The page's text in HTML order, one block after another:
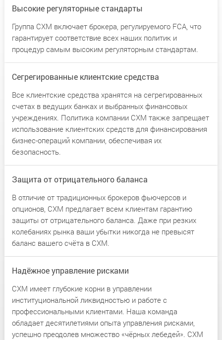
Высокие регуляторные стандарты
Группа CXM включает брокера, регулируемого FCA, что
гарантирует соответствие всех наших политик и
процедур самым высоким регуляторным стандартам.
Сегрегированные клиентские средства
Все клиентские средства хранятся на сегрегированных
счетах в ведущих банках и выбранных финансовых
учреждениях. Политика компании CXM также запрещает
использование клиентских средств для финансирования
бизнес-операций компании, обеспечивая их
безопасность.
Защита от отрицательного баланса
В отличие от традиционных брокеров фьючерсов и
опционов, CXM предлагает всем клиентам гарантию
защиты от отрицательного баланса. Даже при резких
колебаниях рынка ваши убытки никогда не превысят
баланс вашего счёта в CXM.
Надёжное управление рисками
CXM имеет глубокие корни в управлении
институциональной ликвидностью и работе с
профессиональными клиентами. Наша команда
обладает десятилетиями опыта управления рисками,
успешно преодолев множество «чёрных лебедей». CXM